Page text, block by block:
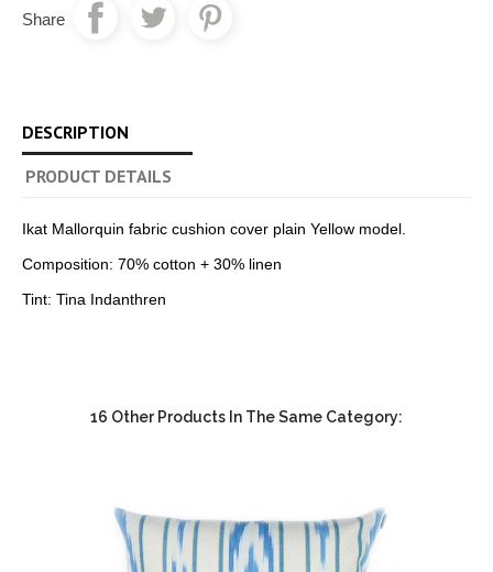
Share
DESCRIPTION
PRODUCT DETAILS
Ikat Mallorquin fabric cushion cover plain Yellow model.
Composition: 70% cotton + 30% linen
Tint: Tina Indanthren
16 Other Products In The Same Category: